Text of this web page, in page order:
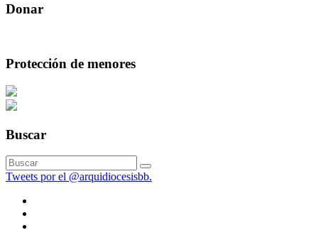
Donar
Protección de menores
Buscar
Tweets por el @arquidiocesisbb.